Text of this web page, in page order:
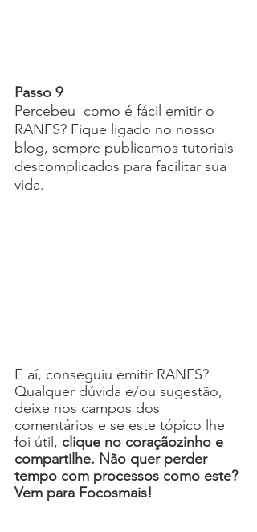
Passo 9
Percebeu  como é fácil emitir o
RANFS? Fique ligado no nosso
blog, sempre publicamos tutoriais
descomplicados para facilitar sua
vida.
E aí, conseguiu emitir RANFS?
Qualquer dúvida e/ou sugestão,
deixe nos campos dos
comentários e se este tópico lhe
foi útil, clique no coraçãozinho e
compartilhe. Não quer perder
tempo com processos como este?
Vem para Focosmais!